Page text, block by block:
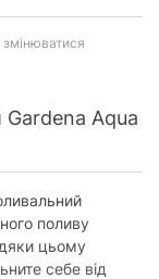
Aqua
поливу
цьому
себе від